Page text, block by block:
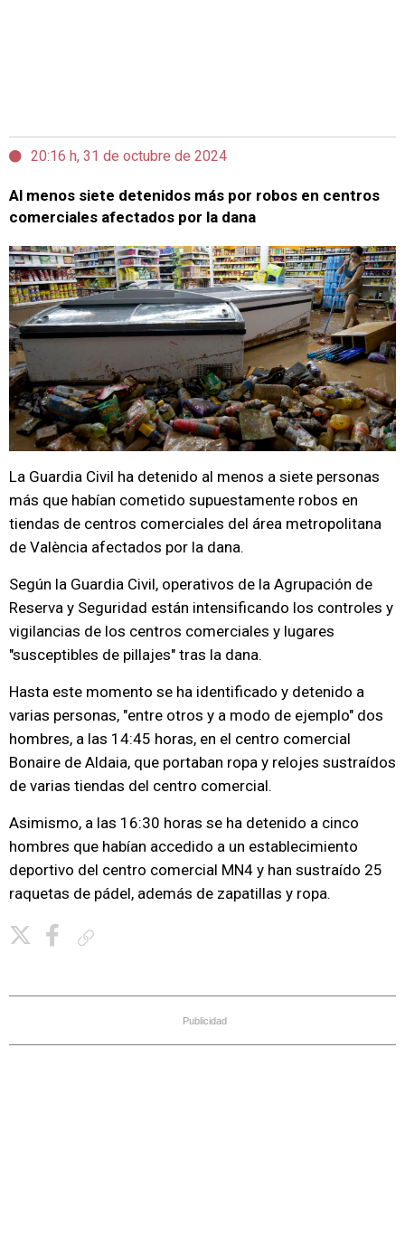
20:16 h, 31 de octubre de 2024
Al menos siete detenidos más por robos en centros
comerciales afectados por la dana
La Guardia Civil ha detenido al menos a siete personas
más que habían cometido supuestamente robos en
tiendas de centros comerciales del área metropolitana
de València afectados por la dana.
Según la Guardia Civil, operativos de la Agrupación de
Reserva y Seguridad están intensificando los controles y
vigilancias de los centros comerciales y lugares
"susceptibles de pillajes" tras la dana.
Hasta este momento se ha identificado y detenido a
varias personas, "entre otros y a modo de ejemplo" dos
hombres, a las 14:45 horas, en el centro comercial
Bonaire de Aldaia, que portaban ropa y relojes sustraídos
de varias tiendas del centro comercial.
Asimismo, a las 16:30 horas se ha detenido a cinco
hombres que habían accedido a un establecimiento
deportivo del centro comercial MN4 y han sustraído 25
raquetas de pádel, además de zapatillas y ropa.
Publicidad